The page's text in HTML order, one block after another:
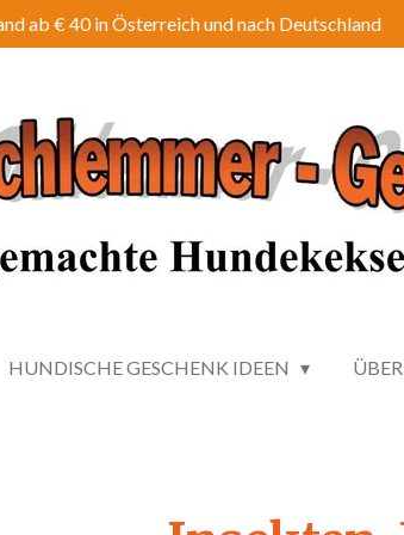
ab € 40 in Österreich und nach Deutschland
HUNDISCHE GESCHENK IDEEN